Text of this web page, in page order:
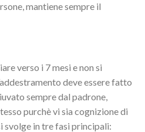
mantiene sempre il
verso i 7 mesi e non si
deve essere fatto
sempre dal padrone,
purchè vi sia cognizione di
svolge in tre fasi principali: